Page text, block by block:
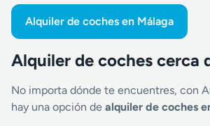
Alquiler de coches en Málaga
Alquiler de coches cerca
No importa dónde te encuentres, con
hay una opción de alquiler de coches